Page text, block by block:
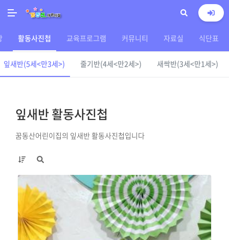
활동사진첩 교육프로그램 커뮤니티 자료실 식단표
잎새반(5세<만3세>) 줄기반(4세<만2세>) 새싹반(3세<만1세>)
잎새반 활동사진첩
꿈동산어린이집의 잎새반 활동사진첩입니다